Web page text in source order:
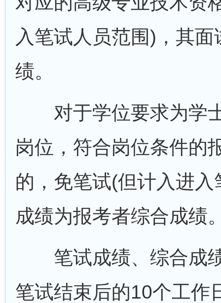
入笔试人员范围)，其
绩。
对于学位要求为学士
岗位，符合岗位条件的
的，免笔试(但计入进
成绩为报考者综合成绩
笔试成绩、综合成绩
笔试结束后的10个工作